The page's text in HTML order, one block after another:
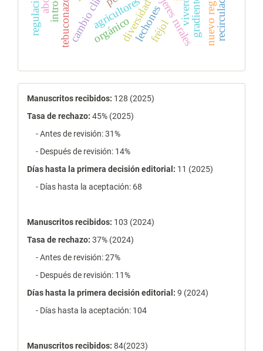
mujeres rurales
agricultoreslechones
diversidad nuevo registro
tebuconazole orgánico
vivero
fréjol
estadísticas
Manuscritos recibidos: 128 (2025)
Tasa de rechazo: 45% (2025)
- Antes de revisión: 31%
- Después de revisión: 14%
Días hasta la primera decisión editorial: 11 (2025)
- Días hasta la aceptación: 68
Manuscritos recibidos: 103 (2024)
Tasa de rechazo: 37% (2024)
- Antes de revisión: 27%
- Después de revisión: 11%
Días hasta la primera decisión editorial: 9 (2024)
- Días hasta la aceptación: 104
Manuscritos recibidos: 84(2023)